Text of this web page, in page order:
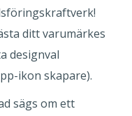
ditt varumärkes
designval
ikon skapare).
sägs om ett